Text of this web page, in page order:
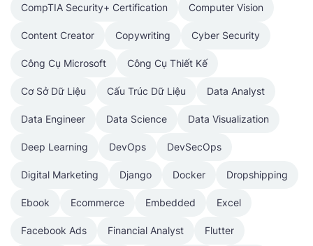
CompTIA Security+ Certification Computer Vision
Content Creator Copywriting Cyber Security
Công Cụ Microsoft Công Cụ Thiết Kế
Cơ Sở Dữ Liệu Cấu Trúc Dữ Liệu Data Analyst
Data Engineer Data Science Data Visualization
Deep Learning DevOps DevSecOps
Digital Marketing Django Docker Dropshipping
Ebook Ecommerce Embedded Excel
Facebook Ads Financial Analyst Flutter